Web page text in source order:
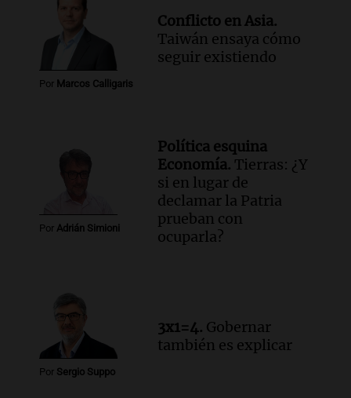
Por Marcos Calligaris
Conflicto en Asia.
Taiwán ensaya cómo
seguir existiendo
Por Adrián Simioni
Política esquina
Economía. Tierras: ¿Y
si en lugar de
declamar la Patria
prueban con
ocuparla?
Por Sergio Suppo
3x1=4. Gobernar
también es explicar